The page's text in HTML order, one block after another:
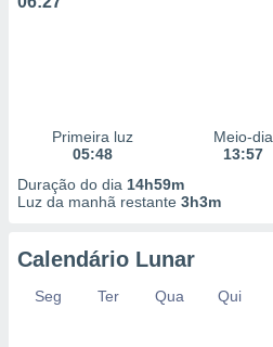
de dados
e melhorar
dados
Primeira luz
05:48
Meio-dia
13:57
Duração do dia 14h59m
Luz da manhã restante 3h3m
Calendário Lunar
Seg Ter Qua Qui